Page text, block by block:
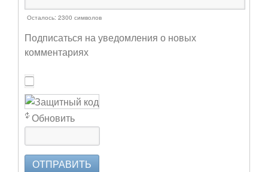
Осталось: 2300 символов
Подписаться на уведомления о новых
комментариях
Обновить
ОТПРАВИТЬ